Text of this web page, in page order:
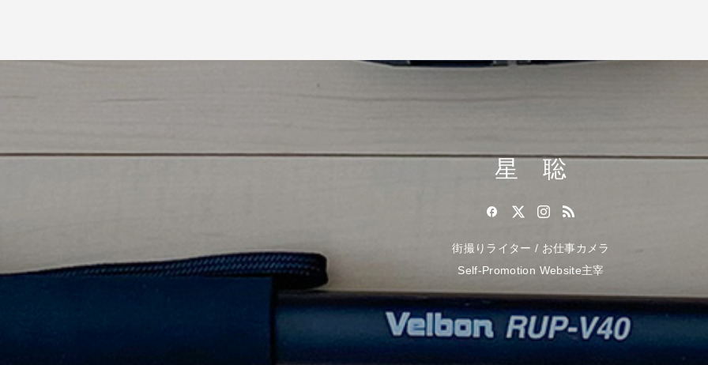
星 聡
街撮りライター / お仕事カメラ
Self-Promotion Website主宰